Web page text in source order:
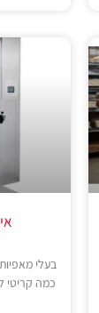
בעלי
כמה קריטי